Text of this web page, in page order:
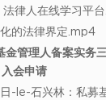
法律人在线学习平
的法律界定.mp4
管理人备案实务
会申请
-le-石兴林：私募